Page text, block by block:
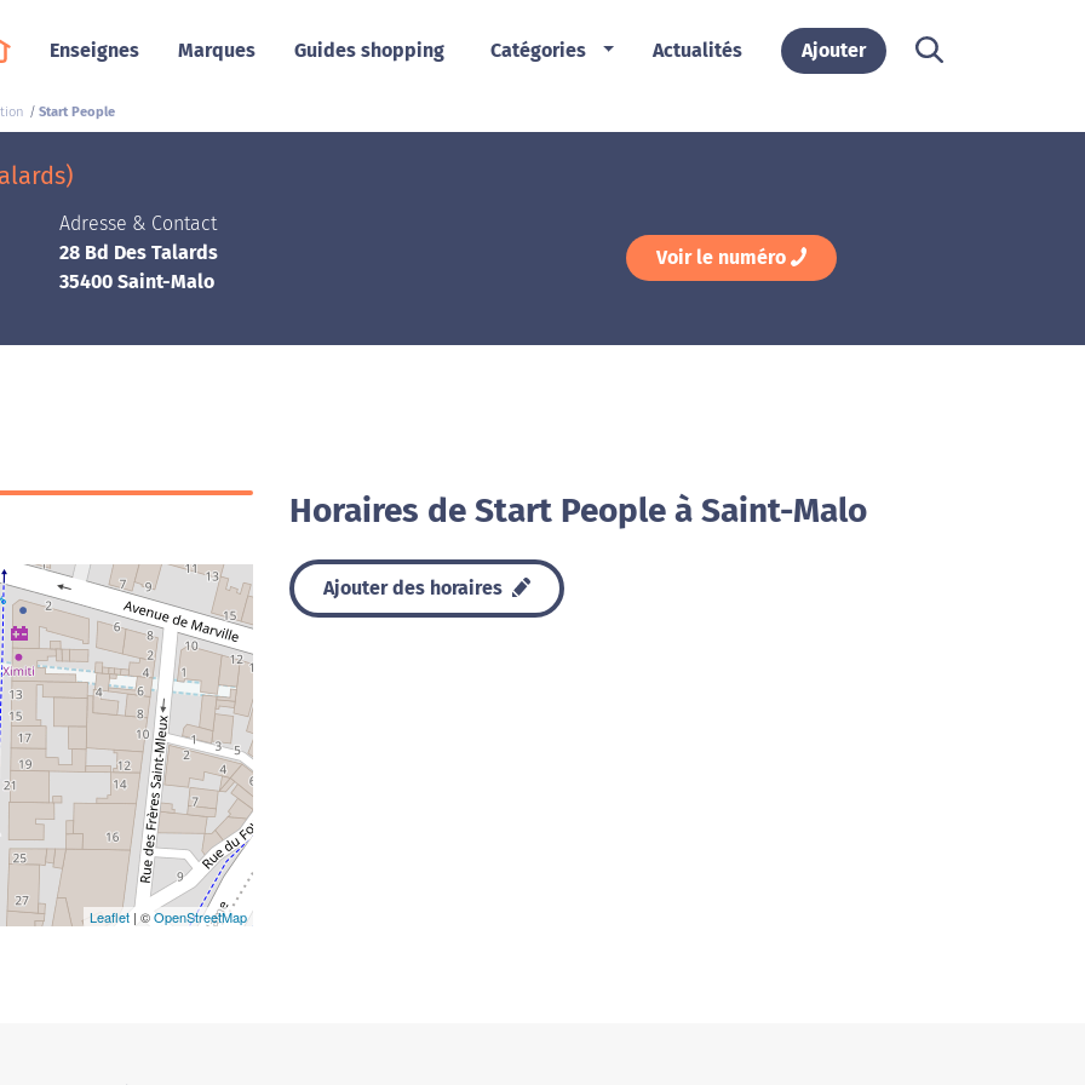
Enseignes Marques Guides shopping Catégories Actualités Ajouter
Start People
Adresse & Contact
28 Bd Des Talards
35400 Saint-Malo
Voir le numéro
Leaflet | ©OpenStreetMap
Horaires de Start People à Saint-Malo
Ajouter des horaires